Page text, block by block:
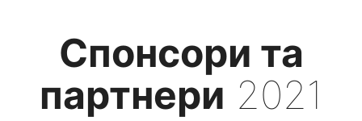
Спонсори та
партнери 2021